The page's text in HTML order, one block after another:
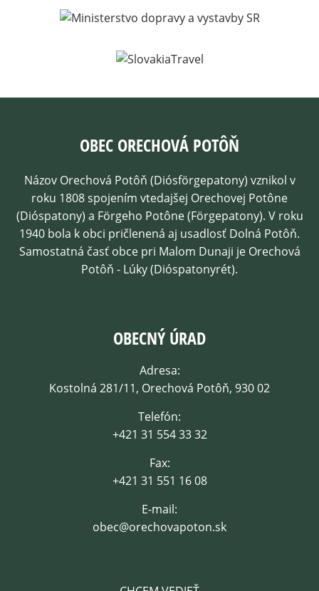
OBEC ORECHOVÁ POTÔŇ
Názov Orechová Potôň (Diósförgepatony) vznikol v
roku 1808 spojením vtedajšej Orechovej Potône
(Dióspatony) a Förgeho Potône (Förgepatony). V roku
1940 bola k obci pričlenená aj usadlosť Dolná Potôň.
Samostatná časť obce pri Malom Dunaji je Orechová
Potôň - Lúky (Dióspatonyrét).
OBECNÝ ÚRAD
Adresa:
Kostolná 281/11, Orechová Potôň, 930 02
Telefón:
+421 31 554 33 32
Fax:
+421 31 551 16 08
E-mail:
obec@orechovapoton.sk